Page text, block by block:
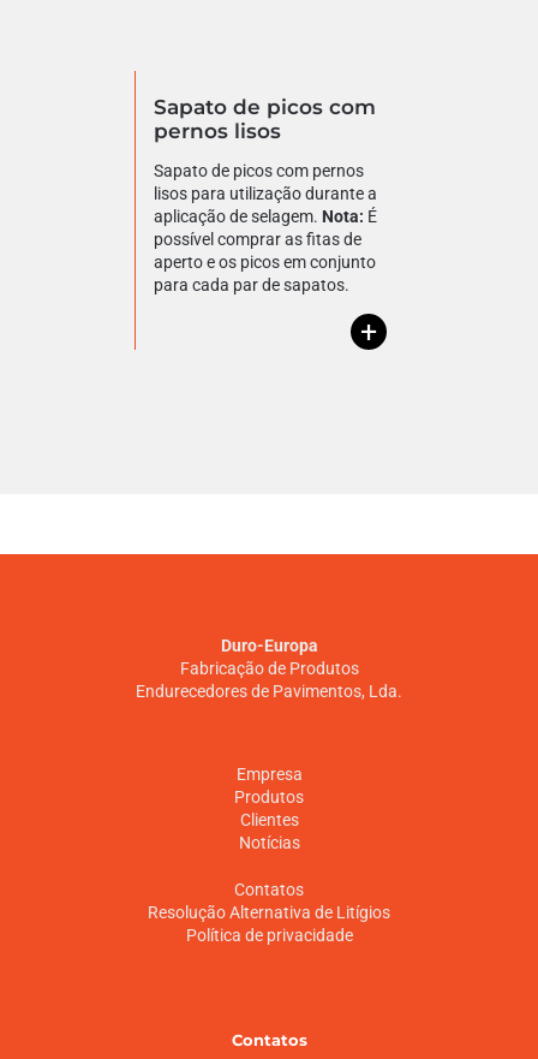
Sapato de picos com
pernos lisos
Sapato de picos com pernos
lisos para utilização durante a
aplicação de selagem. Nota: É
possível comprar as fitas de
aperto e os picos em conjunto
para cada par de sapatos.
+
Duro-Europa
Fabricação de Produtos
Endurecedores de Pavimentos, Lda.
Empresa
Produtos
Clientes
Notícias
Contatos
Resolução Alternativa de Litígios
Política de privacidade
Contatos